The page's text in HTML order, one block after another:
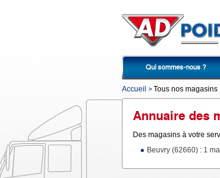
Qui sommes-nous ?
Accueil Tous nos magasins
Annuaire des
Des magasins à votre
Beuvry (62660) : 1